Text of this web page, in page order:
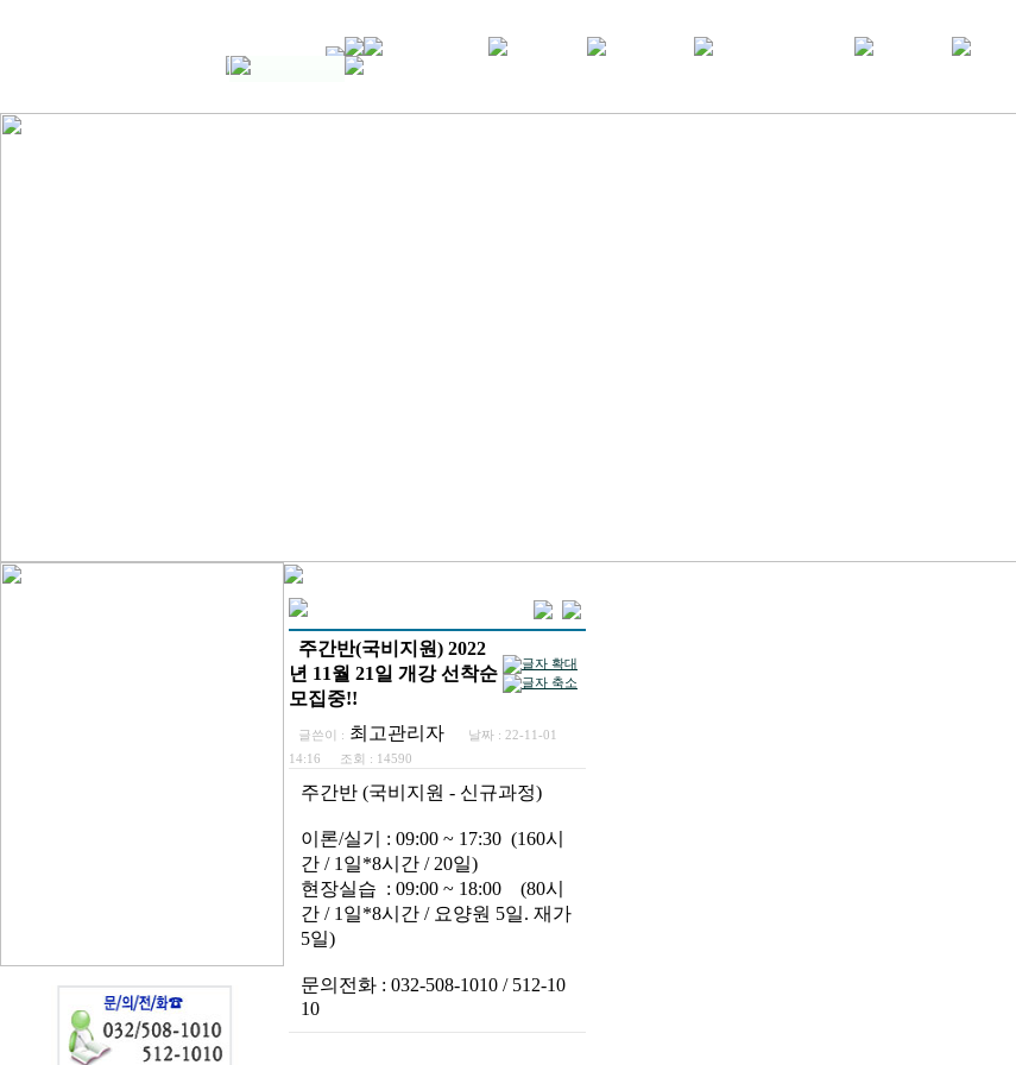
주간반(국비지원) 2022
년 11월 21일 개강 선착순
모집중!!
글쓴이 : 최고관리자 날짜 : 22-11-01
14:16
조회 : 14590
주간반 (국비지원 - 신규과정)
이론/실기 : 09:00 ~ 17:30 (160시
간 / 1일*8시간 / 20일)
현장실습 : 09:00 ~ 18:00 (80시
간 / 1일*8시간 / 요양원 5일. 재가
5일)
문의전화 : 032-508-1010 / 512-10
10